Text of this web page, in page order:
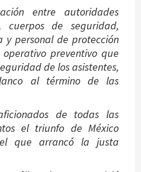
entre autoridades
cuerpos de seguridad,
y personal de protección
preventivo que
de los asistentes,
al término de las
de todas las
el triunfo de México
que arrancó la justa